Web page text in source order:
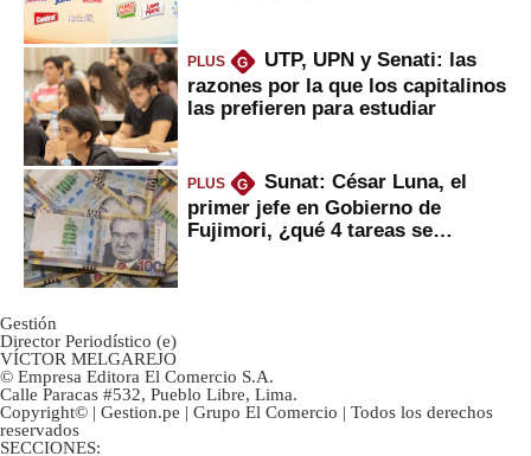
PLUS G
UTP, UPN y Senati: las
razones por la que los capitalinos
las prefieren para estudiar
PLUS G
Sunat: César Luna, el
primer jefe en Gobierno de
Fujimori, ¿qué 4 tareas se
Gestión
Director Periodístico (e)
VÍCTOR MELGAREJO
© Empresa Editora El Comercio S.A.
Calle Paracas #532, Pueblo Libre, Lima.
Copyright© | Gestion.pe | Grupo El Comercio | Todos los derechos
reservados
SECCIONES: